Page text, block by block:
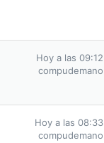
Hoy a las 09:12
compudemano
Hoy a las 08:33
compudemano